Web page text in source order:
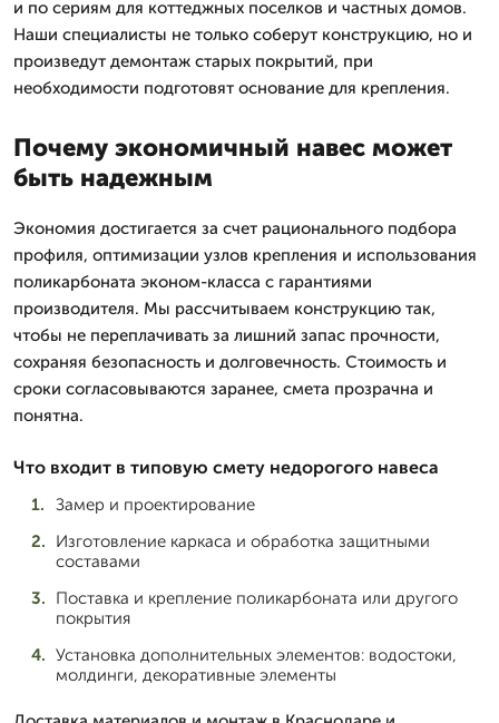
и по сериям для коттеджных поселков и частных домов.
Наши специалисты не только соберут конструкцию, но и
произведут демонтаж старых покрытий, при
необходимости подготовят основание для крепления.
Почему экономичный навес может
быть надежным
Экономия достигается за счет рационального подбора
профиля, оптимизации узлов крепления и использования
поликарбоната эконом-класса с гарантиями
производителя. Мы рассчитываем конструкцию так,
чтобы не переплачивать за лишний запас прочности,
сохраняя безопасность и долговечность. Стоимость и
сроки согласовываются заранее, смета прозрачна и
понятна.
Что входит в типовую смету недорогого навеса
Замер и проектирование
Изготовление каркаса и обработка защитными
составами
Поставка и крепление поликарбоната или другого
покрытия
Установка дополнительных элементов: водостоки,
молдинги, декоративные элементы